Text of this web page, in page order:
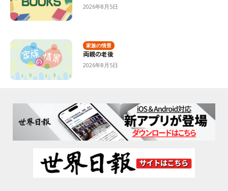
2026年8月5日
家族の情景
両親の老後
2026年8月5日